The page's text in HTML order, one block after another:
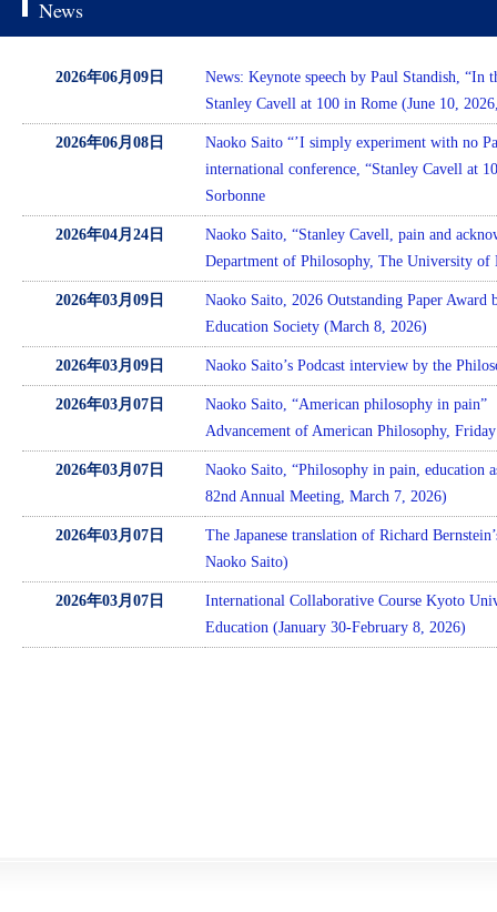
News
2026年06月09日
News: Keynote speech by Paul Standish, “In
Stanley Cavell at 100 in Rome (June 10,
2026年06月08日
Naoko Saito “’I simply experiment with no
international conference, “Stanley Cavell at
Sorbonne
2026年04月24日
Naoko Saito, “Stanley Cavell, pain and
Department of Philosophy, The University
2026年03月09日
Naoko Saito, 2026 Outstanding Paper
Education Society (March 8, 2026)
2026年03月09日 Naoko Saito’s Podcast interview by the
2026年03月07日
Naoko Saito, “American philosophy in
Advancement of American Philosophy,
2026年03月07日
Naoko Saito, “Philosophy in pain, education
82nd Annual Meeting, March 7, 2026)
2026年03月07日
The Japanese translation of Richard
Naoko Saito)
2026年03月07日
International Collaborative Course Kyoto
Education (January 30-February 8, 2026)